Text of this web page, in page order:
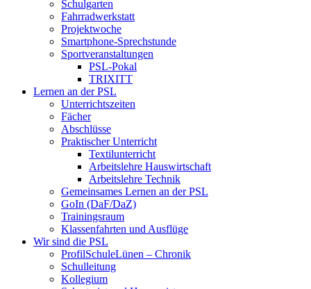
Schulgarten
Fahrradwerkstatt
Projektwoche
Smartphone-Sprechstunde
Sportveranstaltungen
PSL-Pokal
TRIXITT
Lernen an der PSL
Unterrichtszeiten
Fächer
Abschlüsse
Praktischer Unterricht
Textilunterricht
Arbeitslehre Hauswirtschaft
Arbeitslehre Technik
Gemeinsames Lernen an der PSL​
GoIn (DaF/DaZ)
Trainingsraum
Klassenfahrten und Ausflüge
Wir sind die PSL
ProfilSchuleLünen – Chronik
Schulleitung
Kollegium